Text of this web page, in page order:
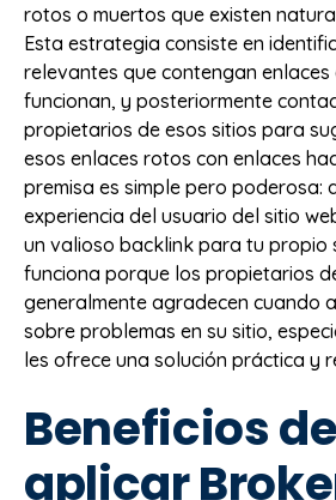
rotos o muertos que existen
Esta estrategia consiste en
relevantes que contengan enlaces
funcionan, y posteriormente
propietarios de esos sitios para
esos enlaces rotos con enlaces
premisa es simple pero poderosa:
experiencia del usuario del sitio
un valioso backlink para tu propio
funciona porque los propietarios
generalmente agradecen cuando
sobre problemas en su sitio,
les ofrece una solución práctica y
Beneficios de
aplicar